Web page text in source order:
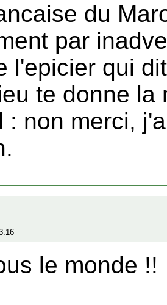
du
par
l'epicier qui
te donne la
: non merci,
le monde !!